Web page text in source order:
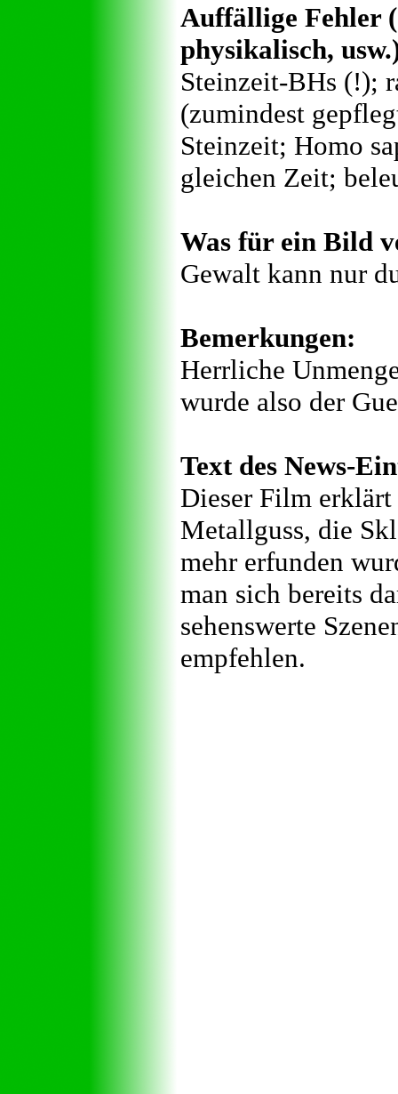
Auffällige Fehler
physikalisch,
Steinzeit-BHs (!);
(zumindest
Steinzeit; Homo
gleichen Zeit;
Was für ein Bild
Gewalt kann nur
Bemerkungen:
Herrliche
wurde also der
Text des News-
Dieser Film
Metallguss, die
mehr erfunden
man sich bereits
sehenswerte
empfehlen.